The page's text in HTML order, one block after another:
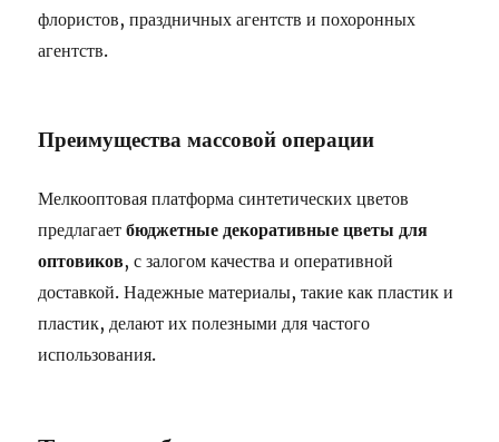
флористов, праздничных агентств и похоронных
агентств.
Преимущества массовой операции
Мелкооптовая платформа синтетических цветов
предлагаетбюджетные декоративные цветы для
оптовиков, с залогом качества и оперативной
доставкой. Надежные материалы, такие как пластик и
пластик, делают их полезными для частого
использования.